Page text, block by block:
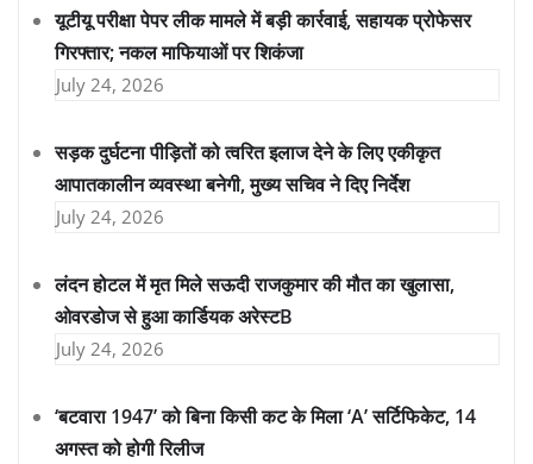
यूटीयू परीक्षा पेपर लीक मामले में बड़ी कार्रवाई, सहायक प्रोफेसर
गिरफ्तार; नकल माफियाओं पर शिकंजा
July 24, 2026
सड़क दुर्घटना पीड़ितों को त्वरित इलाज देने के लिए एकीकृत
आपातकालीन व्यवस्था बनेगी, मुख्य सचिव ने दिए निर्देश
July 24, 2026
लंदन होटल में मृत मिले सऊदी राजकुमार की मौत का खुलासा,
ओवरडोज से हुआ कार्डियक अरेस्टB
July 24, 2026
‘बटवारा 1947’ को बिना किसी कट के मिला ‘A’ सर्टिफिकेट, 14
अगस्त को होगी रिलीज